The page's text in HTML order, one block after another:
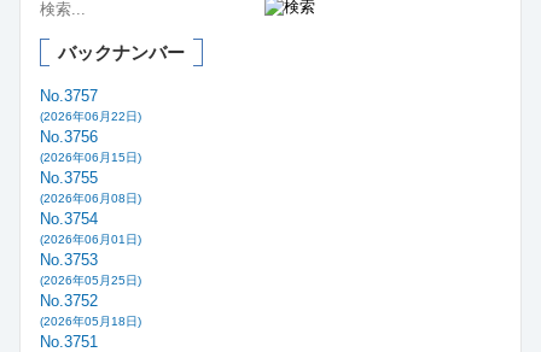
バックナンバー
No.3757
(2026年06月22日)
No.3756
(2026年06月15日)
No.3755
(2026年06月08日)
No.3754
(2026年06月01日)
No.3753
(2026年05月25日)
No.3752
(2026年05月18日)
No.3751